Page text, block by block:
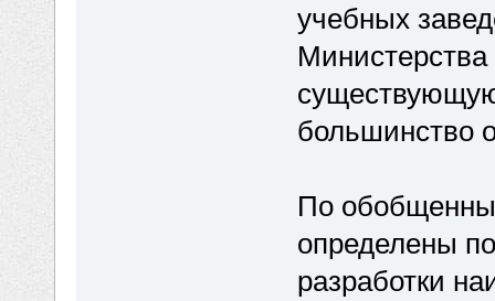
учебных
большинство
По
определены
разработки